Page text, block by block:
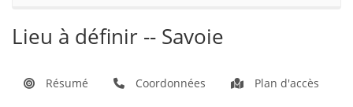
Lieu à définir -- Savoie
Résumé Coordonnées Plan d'accès